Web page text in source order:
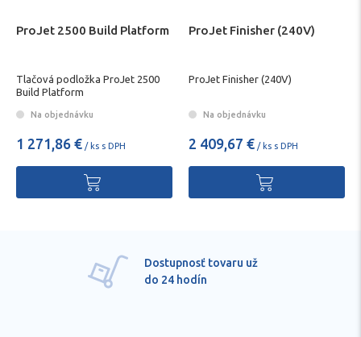
ProJet 2500 Build Platform
Tlačová podložka ProJet 2500
Build Platform
Na objednávku
1 271,86 € / ks s DPH
ProJet Finisher (240V)
ProJet Finisher (240V)
Na objednávku
2 409,67 € / ks s DPH
Pre každú položku